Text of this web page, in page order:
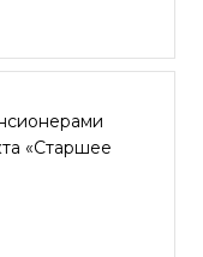
«Старшее